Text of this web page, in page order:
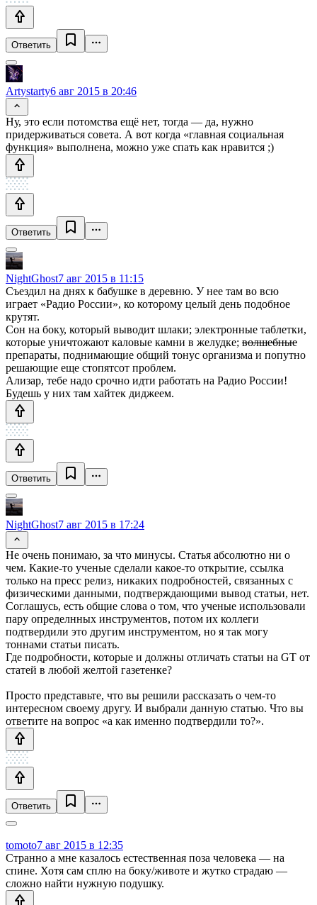
Ответить
Artystarty6 авг 2015 в 20:46
Ну, это если потомства ещё нет, тогда — да, нужно
придерживаться совета. А вот когда «главная социальная
функция» выполнена, можно уже спать как нравится ;)
Ответить
NightGhost7 авг 2015 в 11:15
Съездил на днях к бабушке в деревню. У нее там во всю
играет «Радио России», ко которому целый день подобное
крутят.
Сон на боку, который выводит шлаки; электронные таблетки,
которые уничтожают каловые камни в желудке; волшебные
препараты, поднимающие общий тонус организма и попутно
решающие еще стопятсот проблем.
Ализар, тебе надо срочно идти работать на Радио России!
Будешь у них там хайтек диджеем.
Ответить
NightGhost7 авг 2015 в 17:24
Не очень понимаю, за что минусы. Статья абсолютно ни о
чем. Какие-то ученые сделали какое-то открытие, ссылка
только на пресс релиз, никаких подробностей, связанных с
физическими данными, подтверждающими вывод статьи, нет.
Соглашусь, есть общие слова о том, что ученые использовали
пару определнных инструментов, потом их коллеги
подтвердили это другим инструментом, но я так могу
тоннами статьи писать.
Где подробности, которые и должны отличать статьи на GT от
статей в любой желтой газетенке?
Просто представьте, что вы решили рассказать о чем-то
интересном своему другу. И выбрали данную статью. Что вы
ответите на вопрос «а как именно подтвердили то?».
Ответить
tomoto7 авг 2015 в 12:35
Странно а мне казалось естественная поза человека — на
спине. Хотя сам сплю на боку/животе и жутко страдаю —
сложно найти нужную подушку.